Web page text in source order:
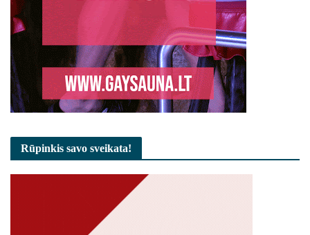
Rūpinkis savo sveikata!